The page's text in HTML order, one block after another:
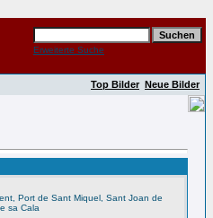
Erweiterte Suche
Top Bilder Neue Bilder
Port de Sant Miquel, Sant Joan de
sa Cala